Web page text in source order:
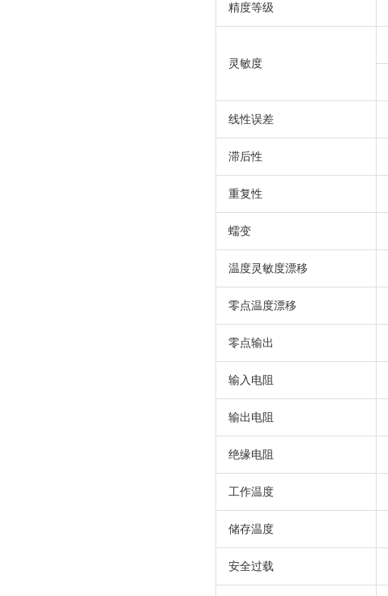
精度等级
灵敏度
线性误差
滞后性
重复性
蠕变
温度灵敏度漂移
零点温度漂移
零点输出
输入电阻
输出电阻
绝缘电阻
工作温度
储存温度
安全过载